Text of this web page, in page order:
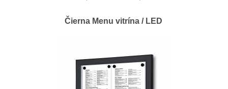
Čierna Menu vitrína / LED